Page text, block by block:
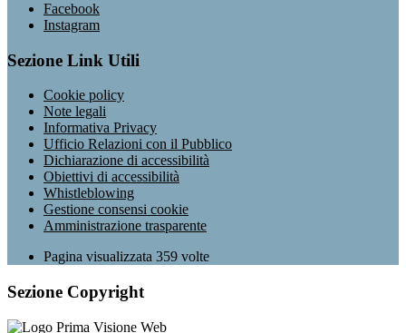
Facebook
Instagram
Sezione Link Utili
Cookie policy
Note legali
Informativa Privacy
Ufficio Relazioni con il Pubblico
Dichiarazione di accessibilità
Obiettivi di accessibilità
Whistleblowing
Gestione consensi cookie
Amministrazione trasparente
Pagina visualizzata 359 volte
Sezione Copyright